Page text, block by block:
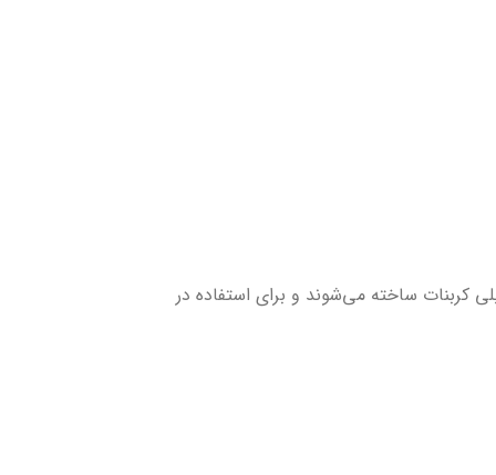
کربنات ساخته می‌شوند و برای استفاده در